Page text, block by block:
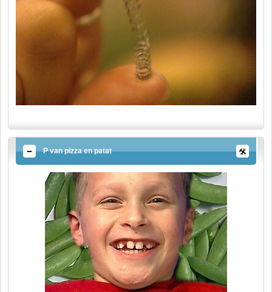
P van pizza en patat